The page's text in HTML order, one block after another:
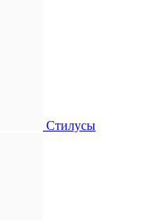
Стилусы